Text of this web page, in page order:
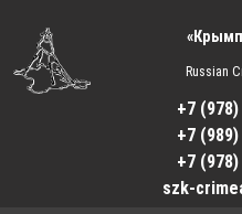
Russian
+7
+7
+7
szk-